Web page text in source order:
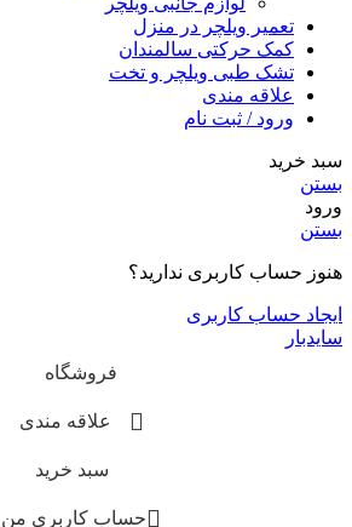
تعمیر ویلچر در منزل
کمک حرکتی سالمندان
تشک طبی ویلچر و تخت
علاقه مندی
ورود / ثبت نام
سبد خرید
بستن
ورود
بستن
هنوز حساب کاربری ندارید؟
ایجاد حساب کاربری
سایدبار
فروشگاه
علاقه مندی
سبد خرید
حساب کاربری من